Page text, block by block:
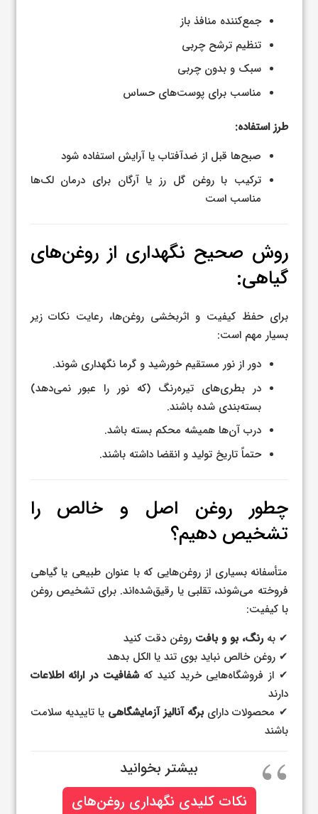
جمع‌کننده منافذ باز
تنظیم ترشح چربی
سبک و بدون چربی
مناسب برای پوست‌های حساس
طرز استفاده:
صبح‌ها قبل از ضدآفتاب یا آرایش استفاده شود
ترکیب با روغن گل رز یا آرگان برای درمان لک‌ها
مناسب است
روش صحیح نگهداری از روغن‌های
گیاهی:
برای حفظ کیفیت و اثربخشی روغن‌ها، رعایت نکات زیر
بسیار مهم است:
دور از نور مستقیم خورشید و گرما نگهداری شوند.
در بطری‌های تیره‌رنگ (که نور را عبور نمی‌دهد)
بسته‌بندی شده باشند.
درب آن‌ها همیشه محکم بسته باشد.
حتماً تاریخ تولید و انقضا داشته باشند.
چطور روغن اصل و خالص را
تشخیص دهیم؟
متأسفانه بسیاری از روغن‌هایی که با عنوان طبیعی یا گیاهی
فروخته می‌شوند، تقلبی یا رقیق‌شده‌اند. برای تشخیص روغن
با کیفیت:
✔ بهرنگ، بو و بافت روغن دقت کنید
✔ روغن خالص نباید بوی تند یا الکل بدهد
✔ از فروشگاه‌هایی خرید کنید کهشفافیت در ارائه اطلاعات
دارند
✔ محصولات دارایبرگه آنالیز آزمایشگاهی یا تاییدیه سلامت
باشند
بیشتر بخوانید
نکات کلیدی نگهداری روغن‌های